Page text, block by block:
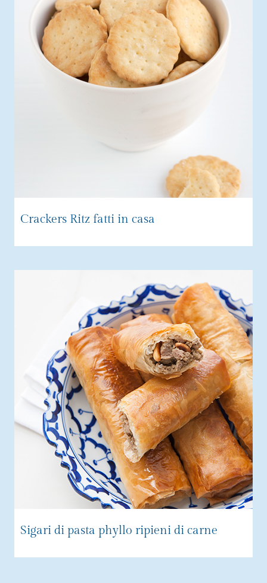
Crackers Ritz fatti in casa
Sigari di pasta phyllo ripieni di carne